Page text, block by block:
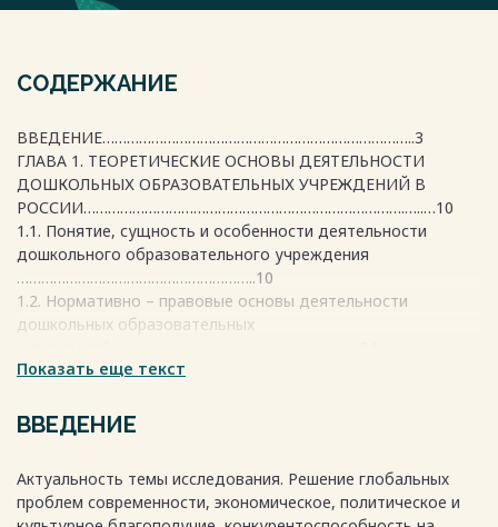
СОДЕРЖАНИЕ
ВВЕДЕНИЕ…………………………………………………………………..3
ГЛАВА 1. ТЕОРЕТИЧЕСКИЕ ОСНОВЫ ДЕЯТЕЛЬНОСТИ
ДОШКОЛЬНЫХ ОБРАЗОВАТЕЛЬНЫХ УЧРЕЖДЕНИЙ В
РОССИИ…………………………………………………………………….…..…10
1.1. Понятие, сущность и особенности деятельности
дошкольного образовательного учреждения
…………………………………………………..10
1.2. Нормативно – правовые основы деятельности
дошкольных образовательных
1.3. Стратегические направления развития дошкольного
России……………………………………………………………………………..30
ГЛАВА 2. АНАЛИЗ ДЕЯТЕЛЬНОСТИ МУНИЦИПАЛЬНОГО
УЧРЕЖДЕНИЯ «ДЕТСКИЙ САД №28» ГОРОДА РЯЗАНЬ
…………………………………….34
Показать еще текст
ВВЕДЕНИЕ
Актуальность темы исследования. Решение глобальных
проблем современности, экономическое, политическое и